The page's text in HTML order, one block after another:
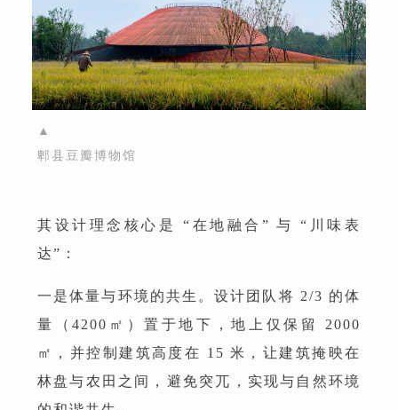
▲
郫县豆瓣博物馆
其设计理念核心是 “在地融合” 与 “川味表
达”：
一是体量与环境的共生。设计团队将 2/3 的体
量（4200㎡）置于地下，地上仅保留 2000
㎡，并控制建筑高度在 15 米，让建筑掩映在
林盘与农田之间，避免突兀，实现与自然环境